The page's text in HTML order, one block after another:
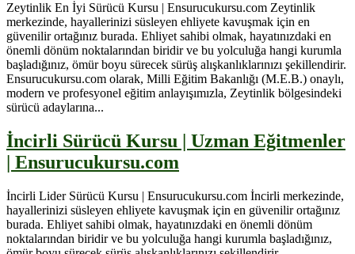
Zeytinlik En İyi Sürücü Kursu | Ensurucukursu.com Zeytinlik
merkezinde, hayallerinizi süsleyen ehliyete kavuşmak için en
güvenilir ortağınız burada. Ehliyet sahibi olmak, hayatınızdaki en
önemli dönüm noktalarından biridir ve bu yolculuğa hangi kurumla
başladığınız, ömür boyu sürecek sürüş alışkanlıklarınızı şekillendirir.
Ensurucukursu.com olarak, Milli Eğitim Bakanlığı (M.E.B.) onaylı,
modern ve profesyonel eğitim anlayışımızla, Zeytinlik bölgesindeki
sürücü adaylarına...
İncirli Sürücü Kursu | Uzman Eğitmenler
| Ensurucukursu.com
İncirli Lider Sürücü Kursu | Ensurucukursu.com İncirli merkezinde,
hayallerinizi süsleyen ehliyete kavuşmak için en güvenilir ortağınız
burada. Ehliyet sahibi olmak, hayatınızdaki en önemli dönüm
noktalarından biridir ve bu yolculuğa hangi kurumla başladığınız,